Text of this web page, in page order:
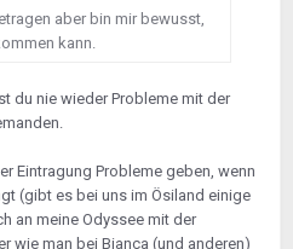
aber bin mir bewusst,
kann.
du nie wieder Probleme mit der
Eintragung Probleme geben, wenn
(gibt es bei uns im Ösiland einige
an meine Odyssee mit der
wie man bei Bianca (und anderen)